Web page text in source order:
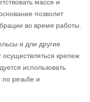
массе и
позволит
во время работы.
и дли другие
осуществляться крепеж
использовать
резьбе и